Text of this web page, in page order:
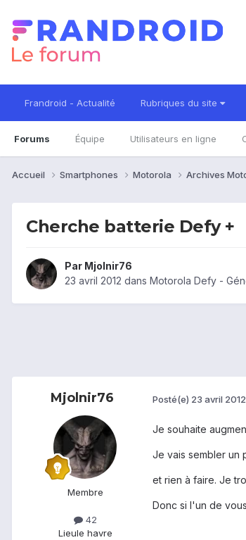
Frandroid - Actualité Rubriques du site
Forums Équipe Utilisateurs en ligne
Accueil Smartphones Motorola Archives
Cherche batterie Defy +
Par Mjolnir76
23 avril 2012 dans Motorola Defy -
Mjolnir76
Membre
42
Lieule havre
Posté(e) 23 avril 2012
Je souhaite
Je vais sembler un
et rien à faire. Je
Donc si l'un de